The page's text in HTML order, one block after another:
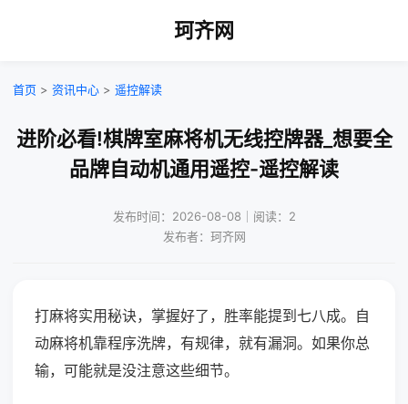
珂齐网
首页 > 资讯中心 > 遥控解读
进阶必看!棋牌室麻将机无线控牌器_想要全
品牌自动机通用遥控-遥控解读
发布时间：2026-08-08｜阅读：2
发布者：珂齐网
打麻将实用秘诀，掌握好了，胜率能提到七八成。自
动麻将机靠程序洗牌，有规律，就有漏洞。如果你总
输，可能就是没注意这些细节。